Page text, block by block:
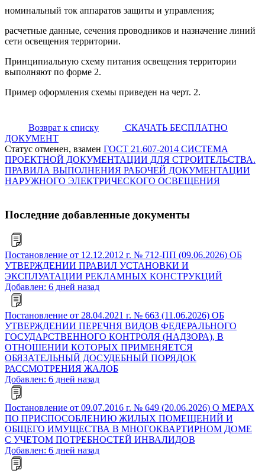
номинальный ток аппаратов защиты и управления;
расчетные данные, сечения проводников и назначение линий
сети освещения территории.
Принципиальную схему питания освещения территории
выполняют по форме 2.
Пример оформления схемы приведен на черт. 2.
Возврат к списку
СКАЧАТЬ БЕСПЛАТНО
ДОКУМЕНТ
Статус отменен, взамен ГОСТ 21.607-2014 СИСТЕМА
ПРОЕКТНОЙ ДОКУМЕНТАЦИИ ДЛЯ СТРОИТЕЛЬСТВА.
ПРАВИЛА ВЫПОЛНЕНИЯ РАБОЧЕЙ ДОКУМЕНТАЦИИ
НАРУЖНОГО ЭЛЕКТРИЧЕСКОГО ОСВЕЩЕНИЯ
Последние добавленные документы
Постановление от 12.12.2012 г. № 712-ПП (09.06.2026) ОБ
УТВЕРЖДЕНИИ ПРАВИЛ УСТАНОВКИ И
ЭКСПЛУАТАЦИИ РЕКЛАМНЫХ КОНСТРУКЦИЙ
Добавлен: 6 дней назад
Постановление от 28.04.2021 г. № 663 (11.06.2026) ОБ
УТВЕРЖДЕНИИ ПЕРЕЧНЯ ВИДОВ ФЕДЕРАЛЬНОГО
ГОСУДАРСТВЕННОГО КОНТРОЛЯ (НАДЗОРА), В
ОТНОШЕНИИ КОТОРЫХ ПРИМЕНЯЕТСЯ
ОБЯЗАТЕЛЬНЫЙ ДОСУДЕБНЫЙ ПОРЯДОК
РАССМОТРЕНИЯ ЖАЛОБ
Добавлен: 6 дней назад
Постановление от 09.07.2016 г. № 649 (20.06.2026) О МЕРАХ
ПО ПРИСПОСОБЛЕНИЮ ЖИЛЫХ ПОМЕЩЕНИЙ И
ОБЩЕГО ИМУЩЕСТВА В МНОГОКВАРТИРНОМ ДОМЕ
С УЧЕТОМ ПОТРЕБНОСТЕЙ ИНВАЛИДОВ
Добавлен: 6 дней назад